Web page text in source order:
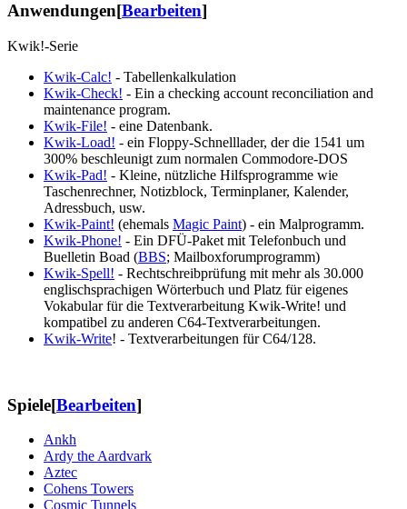
Anwendungen[Bearbeiten]
Kwik!-Serie
Kwik-Calc! - Tabellenkalkulation
Kwik-Check! - Ein a checking account reconciliation and
maintenance program.
Kwik-File! - eine Datenbank.
Kwik-Load! - ein Floppy-Schnelllader, der die 1541 um
300% beschleunigt zum normalen Commodore-DOS
Kwik-Pad! - Kleine, nützliche Hilfsprogramme wie
Taschenrechner, Notizblock, Terminplaner, Kalender,
Adressbuch, usw.
Kwik-Paint! (ehemals Magic Paint) - ein Malprogramm.
Kwik-Phone! - Ein DFÜ-Paket mit Telefonbuch und
Buelletin Boad (BBS; Mailboxforumprogramm)
Kwik-Spell! - Rechtschreibprüfung mit mehr als 30.000
englischsprachigen Wörterbuch und Platz für eigenes
Vokabular für die Textverarbeitung Kwik-Write! und
kompatibel zu anderen C64-Textverarbeitungen.
Kwik-Write! - Textverarbeitungen für C64/128.
Spiele[Bearbeiten]
Ankh
Ardy the Aardvark
Aztec
Cohens Towers
Cosmic Tunnels